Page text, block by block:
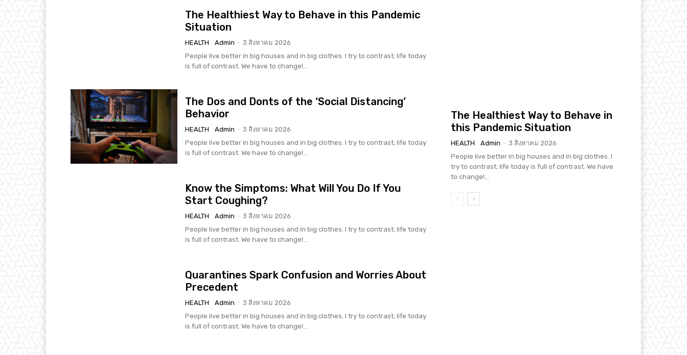
The Healthiest Way to Behave in this Pandemic
Situation
HEALTH Admin - 3 สิงหาคม 2026
People live better in big houses and in big clothes. I try to contrast; life today
is full of contrast. We have to change!...
The Dos and Donts of the ‘Social Distancing’
Behavior
HEALTH Admin - 3 สิงหาคม 2026
People live better in big houses and in big clothes. I try to contrast; life today
is full of contrast. We have to change!...
Know the Simptoms: What Will You Do If You
Start Coughing?
HEALTH Admin - 3 สิงหาคม 2026
People live better in big houses and in big clothes. I try to contrast; life today
is full of contrast. We have to change!...
Quarantines Spark Confusion and Worries About
Precedent
HEALTH Admin - 3 สิงหาคม 2026
People live better in big houses and in big clothes. I try to contrast; life today
is full of contrast. We have to change!...
The Healthiest Way to Behave in
this Pandemic Situation
HEALTH Admin - 3 สิงหาคม 2026
People live better in big houses and in big clothes. I
try to contrast; life today is full of contrast. We have
to change!...